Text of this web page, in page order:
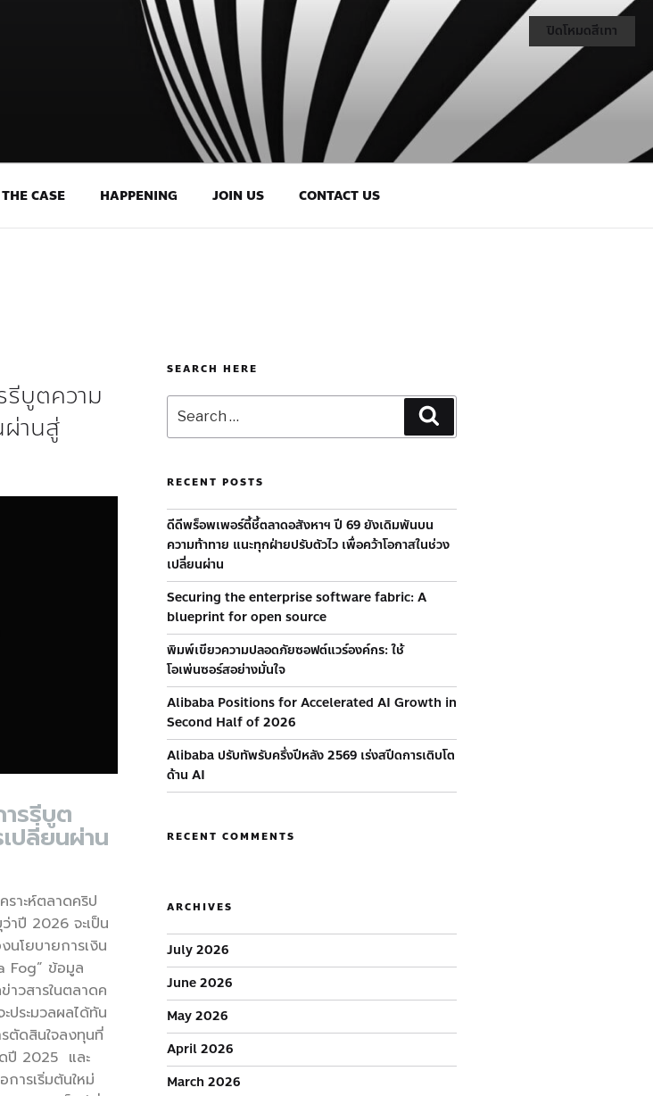
THE CASE HAPPENING JOIN US CONTACT US
บูตความ
านสู่
รรีบูต
ปลี่ยนผ่าน
ราะห์ตลาดคริป
ว่าปี 2026 จะเป็น
นโยบายการเงิน
Fog” ข้อมูล
าวสารในตลาดค
ประมวลผลได้ทัน
ตัดสินใจลงทุนที่
ปี 2025 และ
การเริ่มต้นใหม่
SEARCH HERE
RECENT POSTS
ดีดีพร็อพเพอร์ตี้ชี้ตลาดอสังหาฯ ปี 69 ยังเดิมพันบน
ความท้าทาย แนะทุกฝ่ายปรับตัวไว เพื่อคว้าโอกาสในช่วง
เปลี่ยนผ่าน
Securing the enterprise software fabric: A
blueprint for open source
พิมพ์เขียวความปลอดภัยซอฟต์แวร์องค์กร: ใช้
โอเพ่นซอร์สอย่างมั่นใจ
Alibaba Positions for Accelerated AI Growth in
Second Half of 2026
Alibaba ปรับทัพรับครึ่งปีหลัง 2569 เร่งสปีดการเติบโต
ด้าน AI
RECENT COMMENTS
ARCHIVES
July 2026
June 2026
May 2026
April 2026
March 2026
ปิดโหมดสีเทา